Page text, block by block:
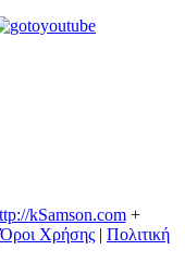
kSamson.com+
Όροι Χρήσης | Πολιτική